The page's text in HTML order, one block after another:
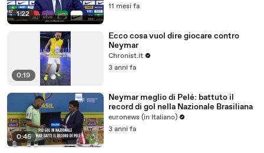
1:22
11 mesi fa
0:19
Ecco cosa vuol dire giocare contro
Neymar
Chronist.it
3 anni fa
0:45
Neymar meglio di Pelé: battuto il
record di gol nella Nazionale Brasiliana
euronews (in Italiano)
3 anni fa